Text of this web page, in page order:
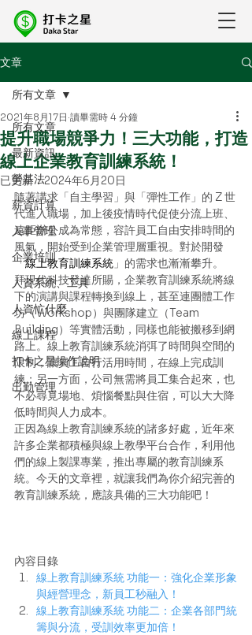
文章
所有文章
最新資訊
勞基法
薪資計算
人事管理
企業培訓
人資系統、工具
人資忙什麼
線上課程
打卡之星操作說明
出勤管理
所有文章
提升職場競爭力！三大功能，打造
線上企業教育訓練系統！
2021年8月17日 讀畢需時 4 分鐘
已更新：2024年6月20日
隨著講求「自主學習」與「彈性工作」的 Z 世
代進入職場，加上後疫情時代促使分流上班、
遠距辦公成為常態，容許員工自由安排時間的
風氣，開始受到企業管理層重視。對於開發
「線上教育訓練系統 」的需求也漸漸攀升。
拜現代科技發達所賜，企業教育訓練系統將線
下的演講與課程轉換到線上，甚至連團體工作
坊（Workshop）與團隊建立（Team
Building）等實體活動，同樣也能被搬移到網
路上。線上教育訓練系統消弭了時間與空間的
限制，讓員工自行活用時間，在線上完成訓
練；另一方面，公司無需將員工集合起來，也
不必尋覓場地、煩惱餐點與住宿，可以大大降
低時間與人力成本。
正因為線上教育訓練系統的諸多好處，近年來
許多企業都積極與線上教學平台合作，利用他
們的線上製課專業，推出專屬的教育訓練系
統。今天的文章裡，就讓我們為你介紹完善的
教育訓練系統，應該具備的三大功能吧！
內容目錄
線上教育訓練系統 功能一：強化企業形象
與經營理念，新員工秒融入！
線上教育訓練系統 功能二：企業各部門統
籌與分流，受訓效率更加倍！